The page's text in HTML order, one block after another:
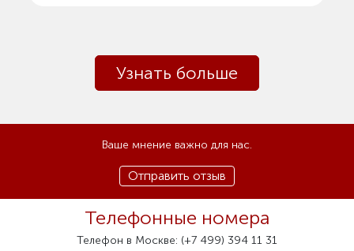
Узнать больше
Ваше мнение важно для нас.
Отправить отзыв
Телефонные номера
Телефон в Москве: (+7 499) 394 11 31